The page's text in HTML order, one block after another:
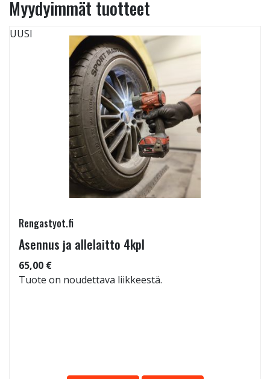
Myydyimmät tuotteet
UUSI
Rengastyot.fi
Asennus ja allelaitto 4kpl
65,00 €
Tuote on noudettava liikkeestä.